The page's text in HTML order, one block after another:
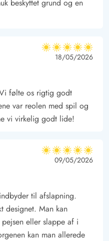
bare lade vinden ruske i
i naturen. Stranden
altid hoppe i vandet eller
for udflugter, både
Hvide Sande, kun 17
I små hyggelige
det klassiske danske
beskyttet grund og en
5 ud af 5
5 ud af 5
5 out of 5
18/05/2026
følte os rigtig godt
var reolen med spil og
vi virkelig godt lide!
5 ud af 5
5 ud af 5
5 out of 5
09/05/2026
til afslapning.
designet. Man kan
eller slappe af i
kan man allerede